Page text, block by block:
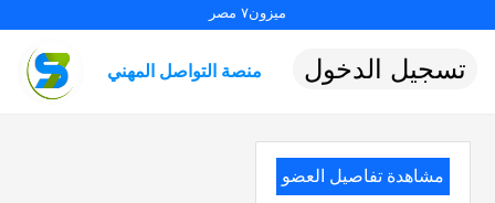
ميزون٧ مصر
منصة التواصل المهني تسجيل الدخول
مشاهدة تفاصيل العضو